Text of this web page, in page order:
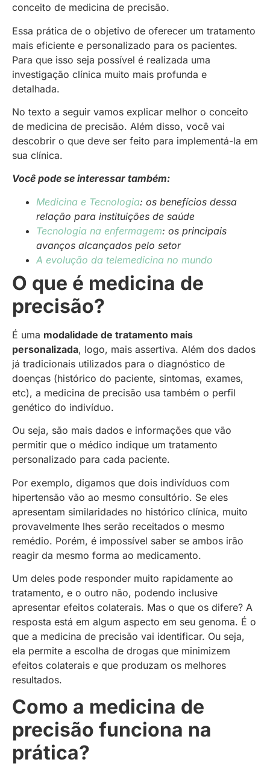
conceito de medicina de precisão.
Essa prática de o objetivo de oferecer um tratamento
mais eficiente e personalizado para os pacientes.
Para que isso seja possível é realizada uma
investigação clínica muito mais profunda e
detalhada.
No texto a seguir vamos explicar melhor o conceito
de medicina de precisão. Além disso, você vai
descobrir o que deve ser feito para implementá-la em
sua clínica.
Você pode se interessar também:
Medicina e Tecnologia: os benefícios dessa
relação para instituições de saúde
Tecnologia na enfermagem: os principais
avanços alcançados pelo setor
A evolução da telemedicina no mundo
O que é medicina de
precisão?
É uma modalidade de tratamento mais
personalizada, logo, mais assertiva. Além dos dados
já tradicionais utilizados para o diagnóstico de
doenças (histórico do paciente, sintomas, exames,
etc), a medicina de precisão usa também o perfil
genético do indivíduo.
Ou seja, são mais dados e informações que vão
permitir que o médico indique um tratamento
personalizado para cada paciente.
Por exemplo, digamos que dois indivíduos com
hipertensão vão ao mesmo consultório. Se eles
apresentam similaridades no histórico clínica, muito
provavelmente lhes serão receitados o mesmo
remédio. Porém, é impossível saber se ambos irão
reagir da mesmo forma ao medicamento.
Um deles pode responder muito rapidamente ao
tratamento, e o outro não, podendo inclusive
apresentar efeitos colaterais. Mas o que os difere? A
resposta está em algum aspecto em seu genoma. É o
que a medicina de precisão vai identificar. Ou seja,
ela permite a escolha de drogas que minimizem
efeitos colaterais e que produzam os melhores
resultados.
Como a medicina de
precisão funciona na
prática?